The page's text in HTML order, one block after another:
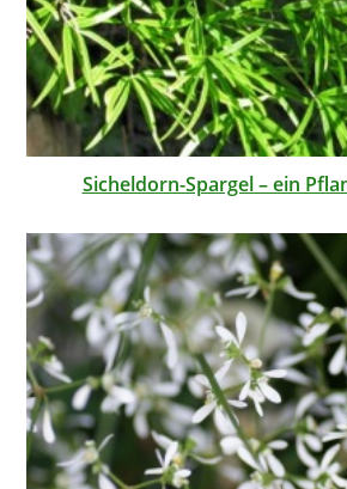
Sicheldorn-Spargel – ein